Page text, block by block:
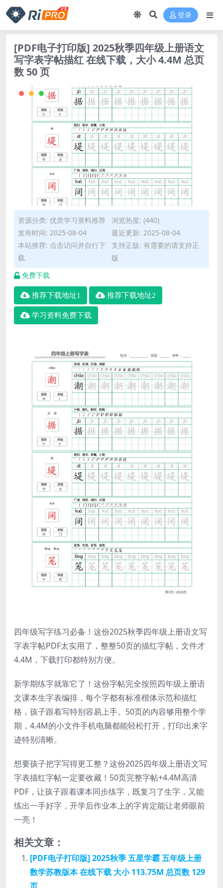
登录
[PDF电子打印版] 2025秋季四年级上册语文
写字表字帖描红 在线下载，大小 4.4M 总页
数 50 页
资源分类: 优质学习资料推荐
浏览热度: (440)
发布时间: 2025-08-04
最近更新: 2025-08-04
本站推荐: 点击访问并自行下
载
支持正版: 有需要的请支持正
版
免费下载
推荐下载地址1 推荐下载地址2
学习资料免费下载
四年级写字练习必备！这份2025秋季四年级上册语文写
字表字帖PDF太实用了，整整50页的描红字帖，文件才
4.4M，下载打印都特别方便。
新学期练字就靠它了！这份字帖完全按照四年级上册语
文课本生字表编排，每个字都有标准楷体示范和描红
格，孩子跟着写特别容易上手。50页的内容够用整个学
期，4.4M的小文件手机电脑都能轻松打开，打印出来字
迹特别清晰。
想要孩子把字写得更工整？这份2025四年级上册语文写
字表描红字帖一定要收藏！50页完整字帖+4.4M高清
PDF，让孩子跟着课本同步练字，既复习了生字，又能
练出一手好字，开学后作业本上的字肯定能让老师眼前
一亮！
相关文章：
[PDF电子打印版] 2025秋季 五星学霸 五年级上册
数学苏教版本 在线下载 大小 113.75M 总页数 129